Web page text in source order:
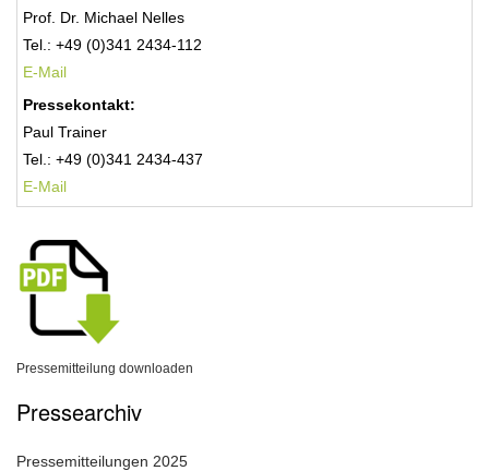
Prof. Dr. Michael Nelles
Tel.: +49 (0)341 2434-112
E-Mail
Pressekontakt:
Paul Trainer
Tel.: +49 (0)341 2434-437
E-Mail
Pressemitteilung downloaden
Pressearchiv
Pressemitteilungen 2025